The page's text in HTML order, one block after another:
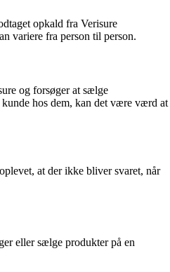
opkald fra Verisure
variere fra person til person.
og forsøger at sælge
hos dem, kan det være værd at
at der ikke bliver svaret, når
eller sælge produkter på en